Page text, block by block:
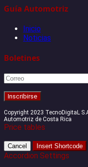
Guía Automotriz
Inicio
Noticias
Boletines
Copyright 2023 TecnoDigitaL
Automotriz de Costa Rica
Price tables
Cancel Insert Shortcode
Accordion Settings